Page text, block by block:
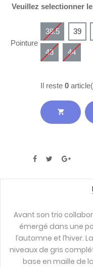
Veuillez selectionner
Pointure
38.5 39
43 44
Il reste 0
Avant son trio
émergé dans une
l’automne et l’hiver.
niveaux de gris
base en maille de